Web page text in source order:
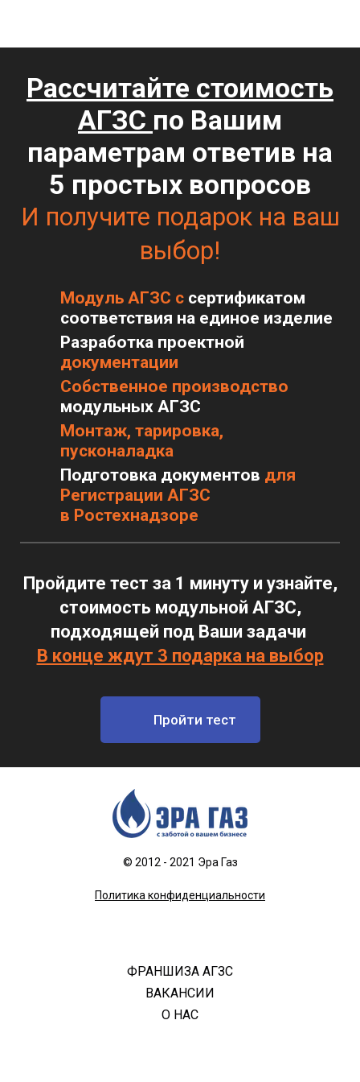
Рассчитайте стоимость
АГЗС по Вашим
параметрам ответив на
5 простых вопросов
И получите подарок на ваш
выбор!
Модуль АГЗС с сертификатом
соответствия на единое изделие
Разработка проектной
документации
Собственное производство
модульных АГЗС
Монтаж, тарировка,
пусконаладка
Подготовка документов для
Регистрации АГЗС
в Ростехнадзоре
Пройдите тест за 1 минуту и узнайте,
стоимость модульной АГЗС,
подходящей под Ваши задачи
В конце ждут 3 подарка на выбор
Пройти тест
© 2012 - 2021 Эра Газ
Политика конфиденциальности
ФРАНШИЗА АГЗС
ВАКАНСИИ
О НАС